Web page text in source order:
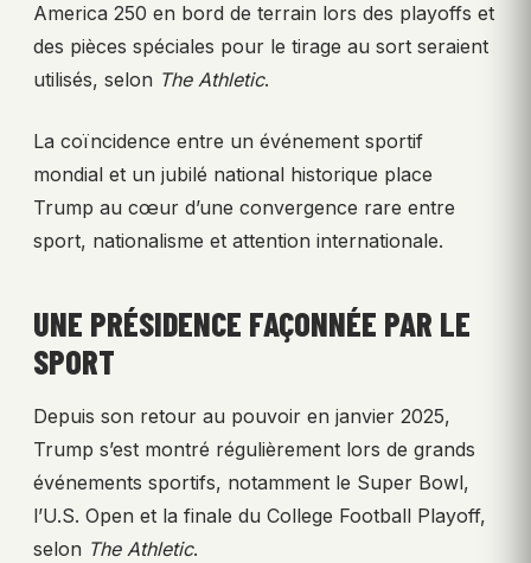
America 250 en bord de terrain lors des playoffs et
des pièces spéciales pour le tirage au sort seraient
utilisés, selon The Athletic.
La coïncidence entre un événement sportif
mondial et un jubilé national historique place
Trump au cœur d’une convergence rare entre
sport, nationalisme et attention internationale.
UNE PRÉSIDENCE FAÇONNÉE PAR LE
SPORT
Depuis son retour au pouvoir en janvier 2025,
Trump s’est montré régulièrement lors de grands
événements sportifs, notamment le Super Bowl,
l’U.S. Open et la finale du College Football Playoff,
selon The Athletic.